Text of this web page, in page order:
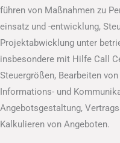
führen von Maßnahmen zu
einsatz und -entwicklung,
Projektabwicklung unter
insbesondere mit Hilfe Call
Steuergrößen, Bearbeiten
Informations- und
Angebotsgestaltung,
Kalkulieren von Angeboten.